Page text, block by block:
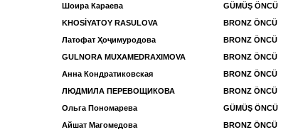
Шоира Караева
GÜMÜŞ ÖNCÜ
KHOSİYATOY RASULOVA
BRONZ ÖNCÜ
Латофат Ҳоҷимуродова
BRONZ ÖNCÜ
GULNORA MUXAMEDRAXIMOVA
BRONZ ÖNCÜ
Анна Кондратиковская
BRONZ ÖNCÜ
ЛЮДМИЛА ПЕРЕВОЩИКОВА
BRONZ ÖNCÜ
Ольга Пономарева
GÜMÜŞ ÖNCÜ
Айшат Магомедова
BRONZ ÖNCÜ